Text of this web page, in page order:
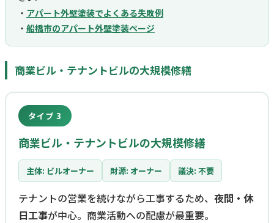
・ アパート外壁塗装でよくある失敗例
・ 船橋市のアパート外壁塗装ページ
商業ビル・テナントビルの大規模修繕
タイプ 3
商業ビル・テナントビルの大規模修繕
主体: ビルオーナー 財源: オーナー 議決: 不要
テナントの営業を続けながら工事するため、 夜間・休
日工事が中心。商業活動への配慮が最重要。